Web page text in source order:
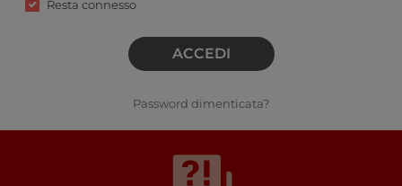
Resta connesso
ACCEDI
Password dimenticata?